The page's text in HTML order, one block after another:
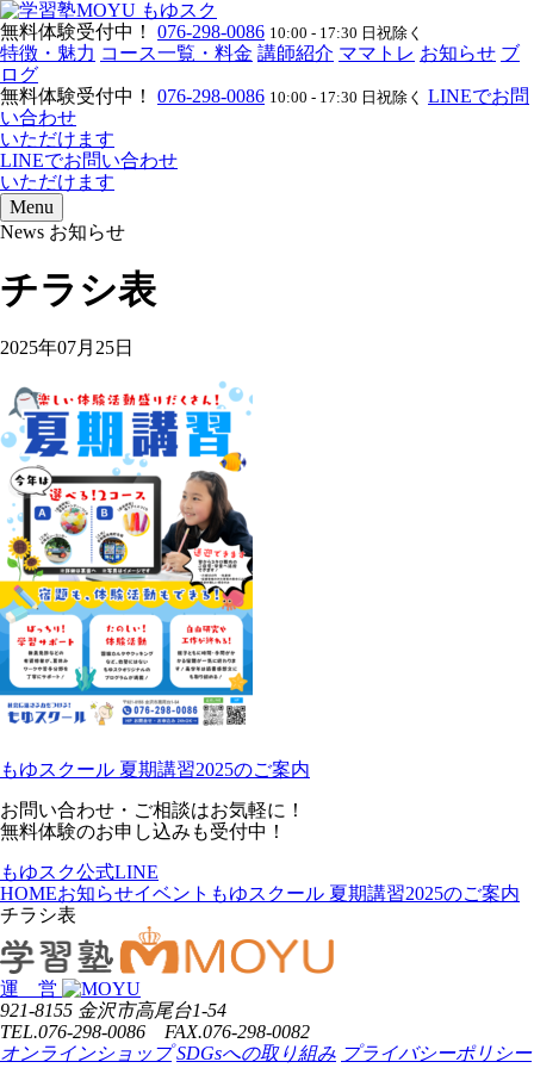
無料体験受付中！ 076-298-0086 10:00 - 17:30 日祝除く
特徴・魅力 コース一覧・料金 講師紹介 ママトレ お知らせ ブ
ログ
無料体験受付中！
076-298-0086 10:00 - 17:30 日祝除く LINEでお問
い合わせ
いただけます
LINEでお問い合わせ
いただけます
Menu
News お知らせ
チラシ表
2025年07月25日
もゆスクール 夏期講習2025のご案内
お問い合わせ・ご相談はお気軽に！
無料体験のお申し込みも受付中！
もゆスク公式LINE
HOMEお知らせイベント もゆスクール 夏期講習2025のご案内
チラシ表
運 営
921-8155 金沢市高尾台1-54
TEL.076-298-0086 FAX.076-298-0082
オンラインショップ SDGsへの取り組み プライバシーポリシー